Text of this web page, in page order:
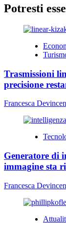
Potresti
Trasmissioni
precisione
Francesca
Generatore di
immagine sta
Francesca